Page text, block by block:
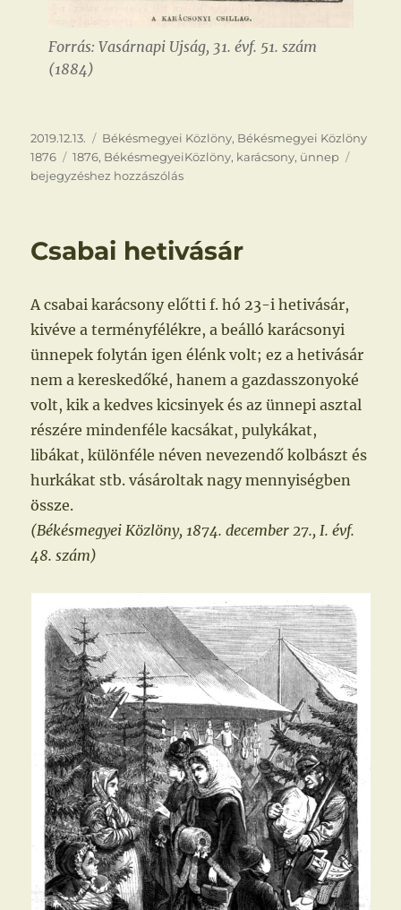
Forrás: Vasárnapi Ujság, 31. évf. 51. szám
(1884)
Közzétéve
2019.12.13. Kategória
Békésmegyei Közlöny, Békésmegyei Közlöny
1876
Címke
1876, BékésmegyeiKözlöny, karácsony, ünnep
bejegyzéshez hozzászólás
Csabai hetivásár
A csabai karácsony előtti f. hó 23-i hetivásár,
kivéve a terményfélékre, a beálló karácsonyi
ünnepek folytán igen élénk volt; ez a hetivásár
nem a kereskedőké, hanem a gazdasszonyoké
volt, kik a kedves kicsinyek és az ünnepi asztal
részére mindenféle kacsákat, pulykákat,
libákat, különféle néven nevezendő kolbászt és
hurkákat stb. vásároltak nagy mennyiségben
össze.
(Békésmegyei Közlöny, 1874. december 27., I. évf.
48. szám)